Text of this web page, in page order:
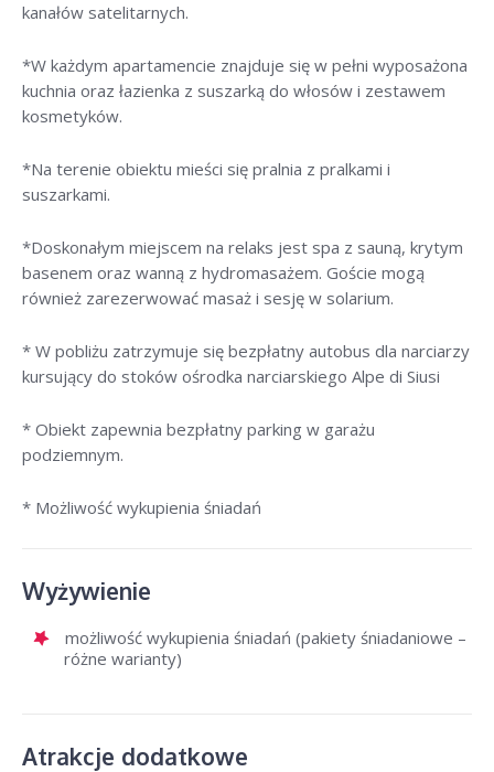
kanałów satelitarnych.
*W każdym apartamencie znajduje się w pełni wyposażona
kuchnia oraz łazienka z suszarką do włosów i zestawem
kosmetyków.
*Na terenie obiektu mieści się pralnia z pralkami i
suszarkami.
*Doskonałym miejscem na relaks jest spa z sauną, krytym
basenem oraz wanną z hydromasażem. Goście mogą
również zarezerwować masaż i sesję w solarium.
* W pobliżu zatrzymuje się bezpłatny autobus dla narciarzy
kursujący do stoków ośrodka narciarskiego Alpe di Siusi
* Obiekt zapewnia bezpłatny parking w garażu
podziemnym.
* Możliwość wykupienia śniadań
Wyżywienie
możliwość wykupienia śniadań (pakiety śniadaniowe –
różne warianty)
Atrakcje dodatkowe